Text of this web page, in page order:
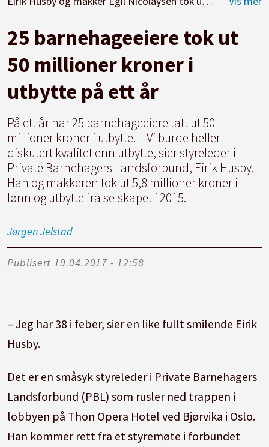
25 barnehageeiere tok ut
50 millioner kroner i
utbytte på ett år
På ett år har 25 barnehageeiere tatt ut 50
millioner kroner i utbytte. – Vi burde heller
diskutert kvalitet enn utbytte, sier styreleder i
Private Barnehagers Landsforbund, Eirik Husby.
Han og makkeren tok ut 5,8 millioner kroner i
lønn og utbytte fra selskapet i 2015.
JørgenJelstad
Publisert 19.04.2017 - 12:58
– Jeg har 38 i feber, sier en like fullt smilende Eirik
Husby.
Det er en småsyk styreleder i Private Barnehagers
Landsforbund (PBL) som rusler ned trappen i
lobbyen på Thon Opera Hotel ved Bjørvika i Oslo.
Han kommer rett fra et styremøte i forbundet